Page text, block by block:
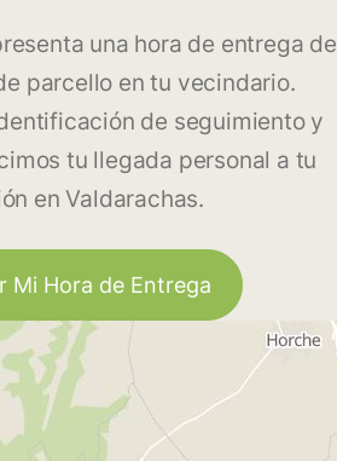
una hora de entrega de
parcello en tu vecindario.
de seguimiento y
tu llegada personal a tu
en Valdarachas.
Mi Hora de Entrega